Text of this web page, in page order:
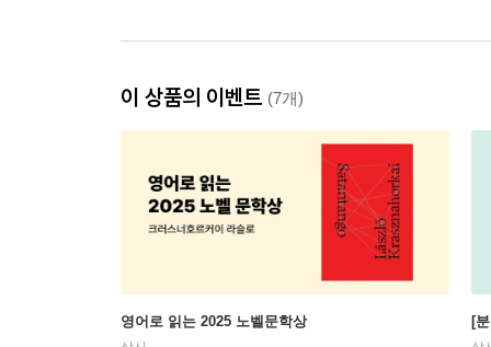
이 상품의 이벤트 (7개)
영어로 읽는 2025 노벨문학상 [